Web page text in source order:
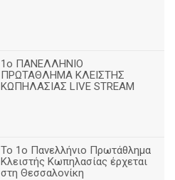
1ο ΠΑΝΕΛΛΗΝΙΟ
ΠΡΩΤΑΘΛΗΜΑ ΚΛΕΙΣΤΗΣ
ΚΩΠΗΛΑΣΙΑΣ LIVE STREAM
Το 1ο Πανελλήνιο Πρωτάθλημα
Κλειστής Κωπηλασίας έρχεται
στη Θεσσαλονίκη